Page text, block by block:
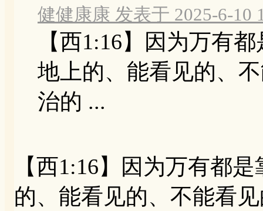
健健康康 发表于 2025-6-10
【西1:16】因为万有
地上的、能看见的、
治的 ...
【西1:16】因为万有都
的、能看见的、不能看